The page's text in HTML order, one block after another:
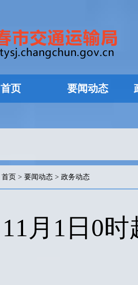
首页 要闻动态
首页 > 要闻动态 > 政务动态
11月1日0